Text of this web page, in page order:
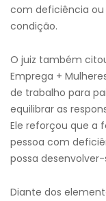
com deficiência
condição.
O juiz também
Emprega +
de trabalho para
equilibrar as
Ele reforçou que a
pessoa com
possa
Diante dos